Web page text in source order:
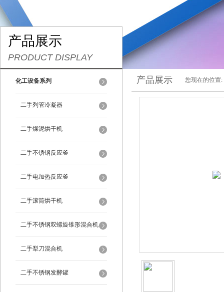
产品展示
PRODUCT DISPLAY
化工设备系列
二手列管冷凝器
二手煤泥烘干机
二手不锈钢反应釜
二手电加热反应釜
二手滚筒烘干机
二手不锈钢双螺旋锥形混合机
二手犁刀混合机
二手不锈钢发酵罐
产品展示 您现在的位置: